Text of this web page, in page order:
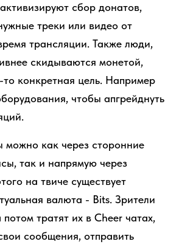
сбор донатов,
треки или видео от
трансляции. Также люди,
скидываются монетой,
то конкретная цель. Например
чтобы апгрейднуть
можно как через сторонние
так и напрямую через
на твиче существует
валюта - Bits. Зрители
тратят их в Cheer чатах,
сообщения, отправить